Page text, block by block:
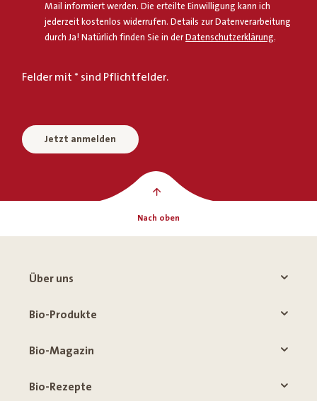
Mail informiert werden. Die erteilte Einwilligung kann ich
jederzeit kostenlos widerrufen. Details zur Datenverarbeitung
durch Ja! Natürlich finden Sie in derDatenschutzerklärung.
Felder mit * sind Pflichtfelder.
Jetzt anmelden
Nach oben
Über uns
Bio-Produkte
Bio-Magazin
Bio-Rezepte